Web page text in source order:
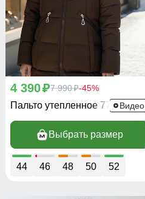
4 390p7 990p-45%
Пальто утепленное 7729KВидео
Выбрать размер
44 46 48 50 52